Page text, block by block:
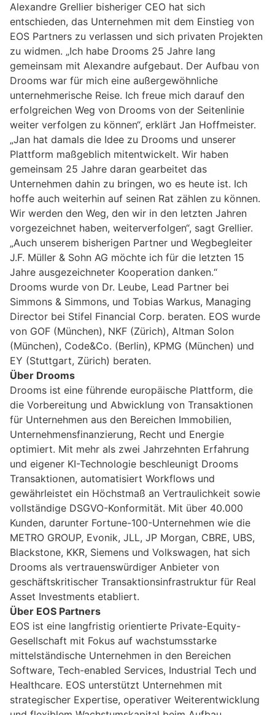
Alexandre Grellier bisheriger CEO hat sich
entschieden, das Unternehmen mit dem Einstieg von
EOS Partners zu verlassen und sich privaten Projekten
zu widmen. „Ich habe Drooms 25 Jahre lang
gemeinsam mit Alexandre aufgebaut. Der Aufbau von
Drooms war für mich eine außergewöhnliche
unternehmerische Reise. Ich freue mich darauf den
erfolgreichen Weg von Drooms von der Seitenlinie
weiter verfolgen zu können“, erklärt Jan Hoffmeister.
„Jan hat damals die Idee zu Drooms und unserer
Plattform maßgeblich mitentwickelt. Wir haben
gemeinsam 25 Jahre daran gearbeitet das
Unternehmen dahin zu bringen, wo es heute ist. Ich
hoffe auch weiterhin auf seinen Rat zählen zu können.
Wir werden den Weg, den wir in den letzten Jahren
vorgezeichnet haben, weiterverfolgen“, sagt Grellier.
„Auch unserem bisherigen Partner und Wegbegleiter
J.F. Müller & Sohn AG möchte ich für die letzten 15
Jahre ausgezeichneter Kooperation danken.“
Drooms wurde von Dr. Leube, Lead Partner bei
Simmons & Simmons, und Tobias Warkus, Managing
Director bei Stifel Financial Corp. beraten. EOS wurde
von GOF (München), NKF (Zürich), Altman Solon
(München), Code&Co. (Berlin), KPMG (München) und
EY (Stuttgart, Zürich) beraten.
Über Drooms
Drooms ist eine führende europäische Plattform, die
die Vorbereitung und Abwicklung von Transaktionen
für Unternehmen aus den Bereichen Immobilien,
Unternehmensfinanzierung, Recht und Energie
optimiert. Mit mehr als zwei Jahrzehnten Erfahrung
und eigener KI-Technologie beschleunigt Drooms
Transaktionen, automatisiert Workflows und
gewährleistet ein Höchstmaß an Vertraulichkeit sowie
vollständige DSGVO-Konformität. Mit über 40.000
Kunden, darunter Fortune-100-Unternehmen wie die
METRO GROUP, Evonik, JLL, JP Morgan, CBRE, UBS,
Blackstone, KKR, Siemens und Volkswagen, hat sich
Drooms als vertrauenswürdiger Anbieter von
geschäftskritischer Transaktionsinfrastruktur für Real
Asset Investments etabliert.
Über EOS Partners
EOS ist eine langfristig orientierte Private-Equity-
Gesellschaft mit Fokus auf wachstumsstarke
mittelständische Unternehmen in den Bereichen
Software, Tech-enabled Services, Industrial Tech und
Healthcare. EOS unterstützt Unternehmen mit
strategischer Expertise, operativer Weiterentwicklung